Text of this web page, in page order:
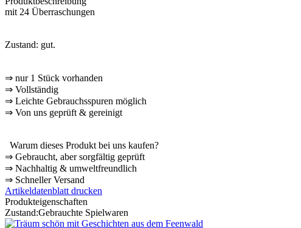
mit 24 Überraschungen
Zustand: gut.
⇒ nur 1 Stück vorhanden
⇒ Vollständig
⇒ ️ Leichte Gebrauchsspuren möglich
⇒ Von uns geprüft & gereinigt
Warum dieses Produkt bei uns kaufen?
⇒ ️ Gebraucht, aber sorgfältig geprüft
⇒ ️ Nachhaltig & umweltfreundlich
⇒ ️ Schneller Versand
Artikeldatenblatt drucken
Produkteigenschaften
Zustand:Gebrauchte Spielwaren